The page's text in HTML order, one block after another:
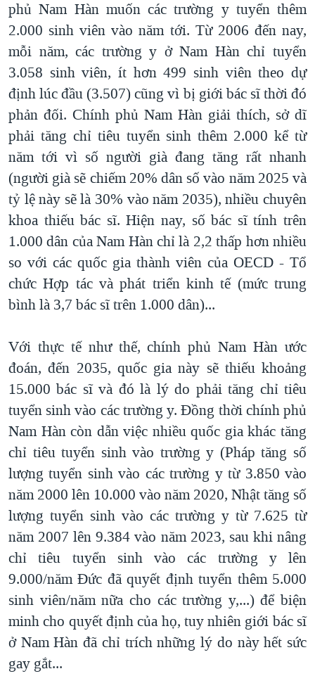
phủ Nam Hàn muốn các trường y tuyển thêm
2.000 sinh viên vào năm tới. Từ 2006 đến nay,
mỗi năm, các trường y ở Nam Hàn chỉ tuyển
3.058 sinh viên, ít hơn 499 sinh viên theo dự
định lúc đầu (3.507) cũng vì bị giới bác sĩ thời đó
phản đối. Chính phủ Nam Hàn giải thích, sở dĩ
phải tăng chỉ tiêu tuyển sinh thêm 2.000 kể từ
năm tới vì số người già đang tăng rất nhanh
(người già sẽ chiếm 20% dân số vào năm 2025 và
tỷ lệ này sẽ là 30% vào năm 2035), nhiều chuyên
khoa thiếu bác sĩ. Hiện nay, số bác sĩ tính trên
1.000 dân của Nam Hàn chỉ là 2,2 thấp hơn nhiều
so với các quốc gia thành viên của OECD - Tổ
chức Hợp tác và phát triển kinh tế (mức trung
bình là 3,7 bác sĩ trên 1.000 dân)...
Với thực tế như thế, chính phủ Nam Hàn ước
đoán, đến 2035, quốc gia này sẽ thiếu khoảng
15.000 bác sĩ và đó là lý do phải tăng chỉ tiêu
tuyển sinh vào các trường y. Đồng thời chính phủ
Nam Hàn còn dẫn việc nhiều quốc gia khác tăng
chỉ tiêu tuyển sinh vào trường y (Pháp tăng số
lượng tuyển sinh vào các trường y từ 3.850 vào
năm 2000 lên 10.000 vào năm 2020, Nhật tăng số
lượng tuyển sinh vào các trường y từ 7.625 từ
năm 2007 lên 9.384 vào năm 2023, sau khi nâng
chỉ tiêu tuyển sinh vào các trường y lên
9.000/năm Đức đã quyết định tuyển thêm 5.000
sinh viên/năm nữa cho các trường y,...) để biện
minh cho quyết định của họ, tuy nhiên giới bác sĩ
ở Nam Hàn đã chỉ trích những lý do này hết sức
gay gắt...